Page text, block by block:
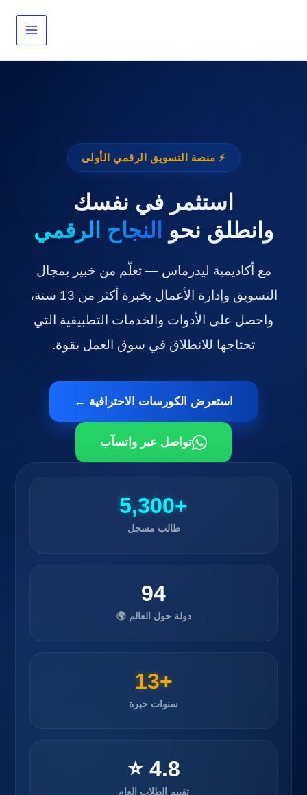
⚡ منصة التسويق الرقمي الأولى
استثمر في نفسك
وانطلق نحو
النجاح الرقمي
مع أكاديمية ليدرماس — تعلّم من خبير بمجال
التسويق وإدارة الأعمال بخبرة أكثر من 13 سنة،
واحصل على الأدوات والخدمات التطبيقية التي
تحتاجها للانطلاق في سوق العمل بقوة.
استعرض الكورسات الاحترافية ←
تواصل عبر واتسآب
+5,300
طالب مسجل
94
دولة حول العالم 🌍
+13
سنوات خبرة
4.8 ⭐
تقييم الطلاب العام